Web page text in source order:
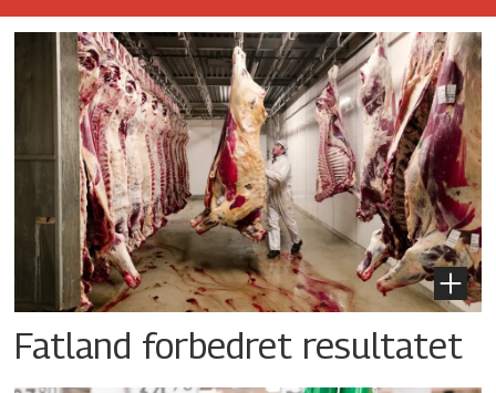
Fatland forbedret resultatet